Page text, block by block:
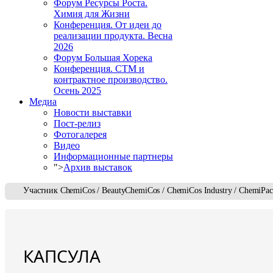
Форум Ресурсы Роста.
Химия для Жизни
Конференция. От идеи до
реализации продукта. Весна
2026
Форум Большая Хорека
Конференция. СТМ и
контрактное производство.
Осень 2025
Медиа
Новости выставки
Пост-релиз
Фотогалерея
Видео
Информационные партнеры
">Архив выставок
Участник ChemiCos / BeautyChemiCos / ChemiCos Industry /
КАПСУЛА